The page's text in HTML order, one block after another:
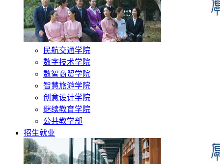
民航交通学院
数字技术学院
数智商贸学院
智慧旅游学院
创意设计学院
继续教育学院
公共教学部
招生就业